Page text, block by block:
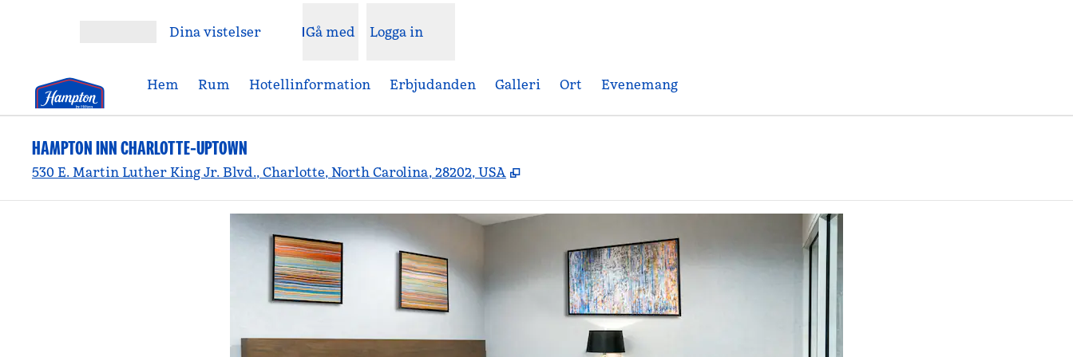
Dina vistelser Gå med Logga in
Hem Rum Hotellinformation Erbjudanden Galleri Ort Evenemang
HAMPTON INN CHARLOTTE-UPTOWN
530 E. Martin Luther King Jr. Blvd., Charlotte, North Carolina, 28202, USA ,